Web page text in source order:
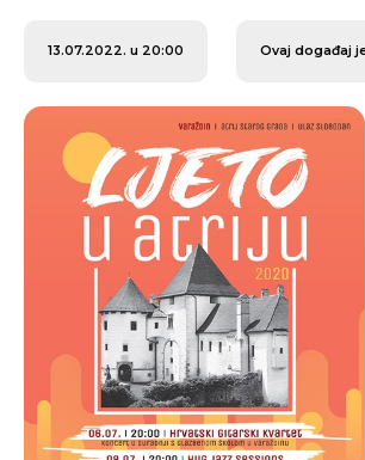
13.07.2022. u 20:00 Ovaj događaj